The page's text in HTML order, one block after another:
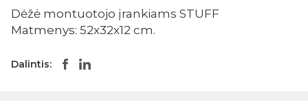
Dėžė montuotojo įrankiams STUFF
Matmenys: 52x32x12 cm.
Dalintis: